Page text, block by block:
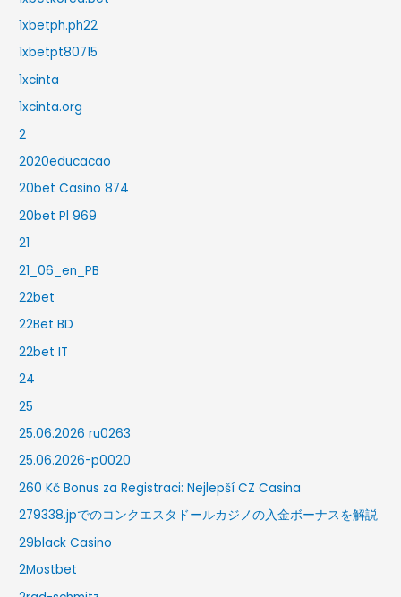
1xbetph.ph22
1xbetpt80715
1xcinta
1xcinta.org
2
2020educacao
20bet Casino 874
20bet Pl 969
21
21_06_en_PB
22bet
22Bet BD
22bet IT
24
25
25.06.2026 ru0263
25.06.2026-p0020
260 Kč Bonus za Registraci: Nejlepší CZ Casina
279338.jpでのコンクエスタドールカジノの入金ボーナスを解説
29black Casino
2Mostbet